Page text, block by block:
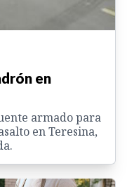
en
armado para
en Teresina,